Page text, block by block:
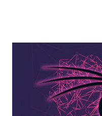
completas, e tem
o sistema de arquivos
possível; novo widget
disco no widget System
adicionado e ativado